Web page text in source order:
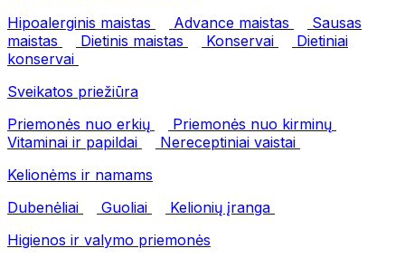
Hipoalerginis maistas
Advance maistas
Sausas
maistas
Dietinis maistas Konservai
Dietiniai
konservai
Sveikatos priežiūra
Priemonės nuo erkių
Priemonės nuo kirminų
Vitaminai ir papildai
Nereceptiniai vaistai
Kelionėms ir namams
Dubenėliai
Guoliai
Kelionių įranga
Higienos ir valymo priemonės